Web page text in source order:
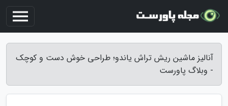
آنالیز ماشین ریش تراش یاندو؛ طراحی خوش دست و کوچک
- وبلاگ پاورست